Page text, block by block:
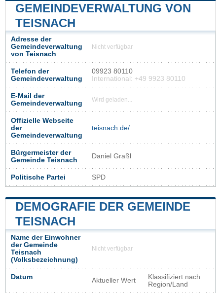
GEMEINDEVERWALTUNG VON
TEISNACH
Adresse der
Gemeindeverwaltung
von Teisnach
Nicht verfügbar
Telefon der
Gemeindeverwaltung
09923 80110
International: +49 9923 80110
E-Mail der
Gemeindeverwaltung
Wird geladen...
Offizielle Webseite
der
Gemeindeverwaltung
teisnach.de/
Bürgermeister der
Gemeinde Teisnach
Daniel Graßl
Politische Partei SPD
DEMOGRAFIE DER GEMEINDE
TEISNACH
Name der Einwohner
der Gemeinde
Teisnach
(Volksbezeichnung)
Nicht verfügbar
Datum Aktueller Wert
Klassifiziert nach
Region/Land